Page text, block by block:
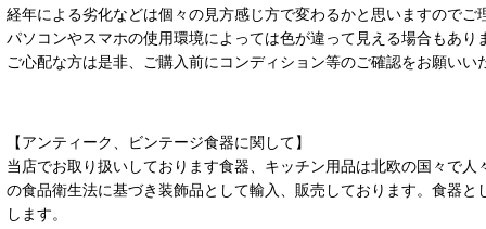
経年による劣化などは個々の見方感じ方で変わるかと思いますのでご
パソコンやスマホの使用環境によっては色が違って見える場合もあ
ご心配な方は是非、ご購入前にコンディション等のご確認をお願い
【アンティーク、ビンテージ食器に関して】
当店でお取り扱いしております食器、キッチン用品は北欧の国々で
の食品衛生法に基づき装飾品として輸入、販売しております。食器
します。